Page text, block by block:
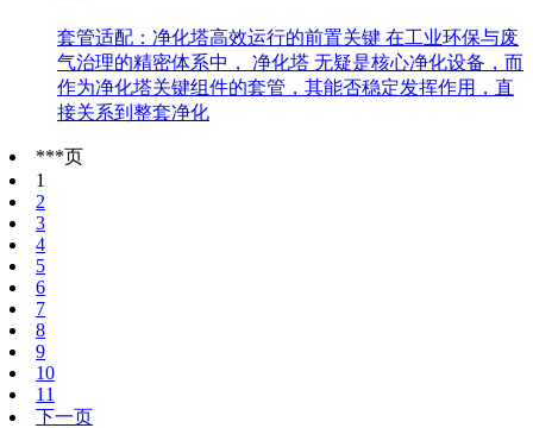
套管适配：净化塔高效运行的前置关键 在工业环保与废
气治理的精密体系中， 净化塔 无疑是核心净化设备，而
作为净化塔关键组件的套管，其能否稳定发挥作用，直
接关系到整套净化
***页
1
2
3
4
5
6
7
8
9
10
11
下一页